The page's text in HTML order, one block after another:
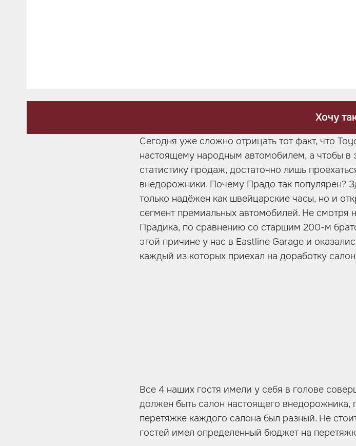
Хочу
Сегодня уже сложно отрицать тот факт, что
настоящему народным автомобилем, а чтобы в
статистику продаж, достаточно лишь
внедорожники. Почему Прадо так популярен?
только надёжен как швейцарские часы, но и
сегмент премиальных автомобилей. Не смотря
Прадика, по сравнению со старшим 200-м
этой причине у нас в Eastline Garage и
каждый из которых приехал на доработку
Все 4 наших гостя имели у себя в голове
должен быть салон настоящего внедорожника,
перетяжке каждого салона был разный. Не
гостей имел определенный бюджет на